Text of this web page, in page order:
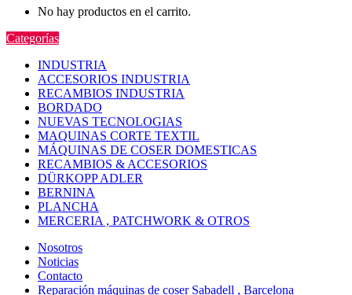
No hay productos en el carrito.
Categorías
INDUSTRIA
ACCESORIOS INDUSTRIA
RECAMBIOS INDUSTRIA
BORDADO
NUEVAS TECNOLOGIAS
MAQUINAS CORTE TEXTIL
MÁQUINAS DE COSER DOMESTICAS
RECAMBIOS & ACCESORIOS
DÜRKOPP ADLER
BERNINA
PLANCHA
MERCERIA , PATCHWORK & OTROS
Nosotros
Noticias
Contacto
Reparación máquinas de coser Sabadell , Barcelona